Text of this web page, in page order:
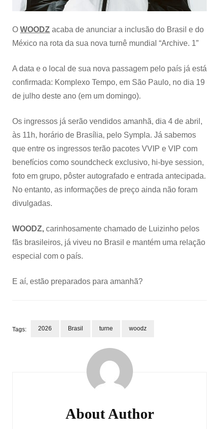
O WOODZ acaba de anunciar a inclusão do Brasil e do
México na rota da sua nova turnê mundial “Archive. 1”
A data e o local de sua nova passagem pelo país já está
confirmada: Komplexo Tempo, em São Paulo, no dia 19
de julho deste ano (em um domingo).
Os ingressos já serão vendidos amanhã, dia 4 de abril,
às 11h, horário de Brasília, pelo Sympla. Já sabemos
que entre os ingressos terão pacotes VVIP e VIP com
benefícios como soundcheck exclusivo, hi-bye session,
foto em grupo, pôster autografado e entrada antecipada.
No entanto, as informações de preço ainda não foram
divulgadas.
WOODZ, carinhosamente chamado de Luizinho pelos
fãs brasileiros, já viveu no Brasil e mantém uma relação
especial com o país.
E aí, estão preparados para amanhã?
Tags: 2026 Brasil turne woodz
About Author